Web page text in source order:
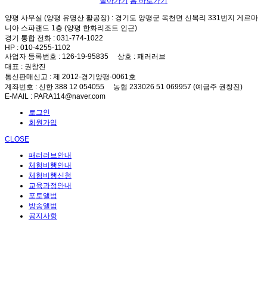
양평 사무실 (양평 유명산 활공장) : 경기도 양평군 옥천면 신복리 331번지 게르마
니아 스파랜드 1층 (양평 한화리조트 인근)
경기 통합 전화 : 031-774-1022
HP : 010-4255-1102
사업자 등록번호 : 126-19-95835 상호 : 패러러브
대표 : 권창진
통신판매신고 : 제 2012-경기양평-0061호
계좌번호 : 신한 388 12 054055 농협 233026 51 069957 (예금주 권창진)
E-MAIL : PARA114@naver.com
로그인
회원가입
CLOSE
패러러브안내
체험비행안내
체험비행신청
교육과정안내
포토앨범
방송앨범
공지사항